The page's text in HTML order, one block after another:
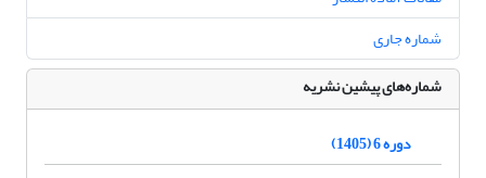
شماره جاری
شماره‌های پیشین نشریه
دوره 6 (1405)